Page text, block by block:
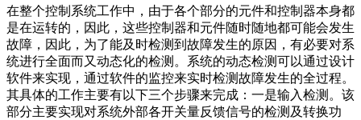
在整个控制系统工作中，由于各个部分的元件和控制器本身都
是在运转的，因此，这些控制器和元件随时随地都可能会发生
故障，因此，为了能及时检测到故障发生的原因，有必要对系
统进行全面而又动态化的检测。系统的动态检测可以通过设计
软件来实现，通过软件的监控来实时检测故障发生的全过程。
其具体的工作主要有以下三个步骤来完成：一是输入检测。该
部分主要实现对系统外部各开关量反馈信号的检测及转换功